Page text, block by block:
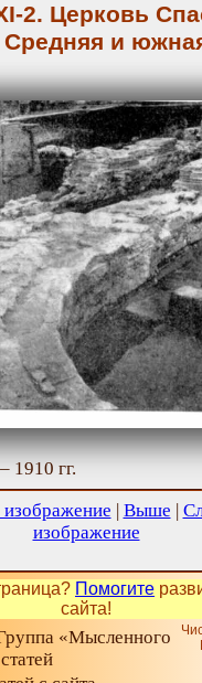
2. Церковь
Средняя и
1910 гг.
| Выше |
изображение
Помогите
сайта!
«Мысленного